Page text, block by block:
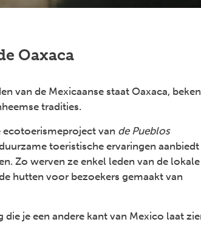
Oaxaca
van de Mexicaanse staat Oaxaca,
tradities.
ecotoerismeproject van de Pueblos
toeristische ervaringen
Zo werven ze enkel leden van de lokale
hutten voor bezoekers gemaakt van
je een andere kant van Mexico laat